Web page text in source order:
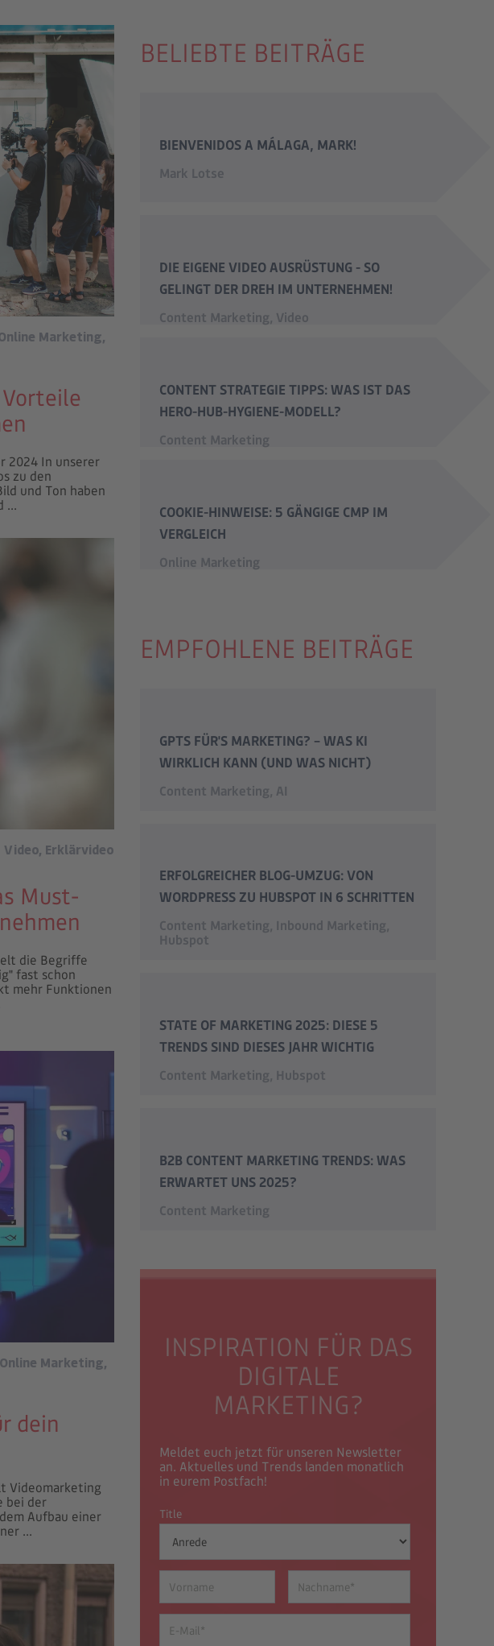
Marketing,
2024 In unserer
zu den
und Ton haben
...
Video, Erklärvideo
Must-
die Begriffe
fast schon
mehr Funktionen
Online Marketing,
dein
Videomarketing
bei der
Aufbau einer
...
BELIEBTE BEITRÄGE
BIENVENIDOS A MÁLAGA, MARK!
Mark Lotse
DIE EIGENE VIDEO AUSRÜSTUNG - SO
GELINGT DER DREH IM UNTERNEHMEN!
Content Marketing, Video
CONTENT STRATEGIE TIPPS: WAS IST DAS
HERO-HUB-HYGIENE-MODELL?
Content Marketing
COOKIE-HINWEISE: 5 GÄNGIGE CMP IM
VERGLEICH
Online Marketing
EMPFOHLENE BEITRÄGE
GPTS FÜR'S MARKETING? – WAS KI
WIRKLICH KANN (UND WAS NICHT)
Content Marketing, AI
ERFOLGREICHER BLOG-UMZUG: VON
WORDPRESS ZU HUBSPOT IN 6 SCHRITTEN
Content Marketing, Inbound Marketing,
Hubspot
STATE OF MARKETING 2025: DIESE 5
TRENDS SIND DIESES JAHR WICHTIG
Content Marketing, Hubspot
B2B CONTENT MARKETING TRENDS: WAS
ERWARTET UNS 2025?
Content Marketing
INSPIRATION FÜR DAS
DIGITALE
MARKETING?
Meldet euch jetzt für unseren Newsletter
an. Aktuelles und Trends landen monatlich
in eurem Postfach!
Title